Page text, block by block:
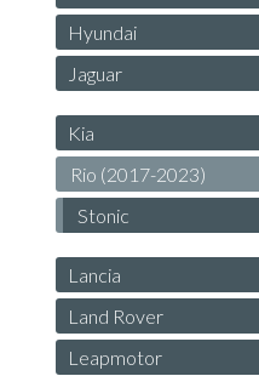
Hyundai
Jaguar
Kia
Rio (2017-2023)
Stonic
Lancia
Land Rover
Leapmotor